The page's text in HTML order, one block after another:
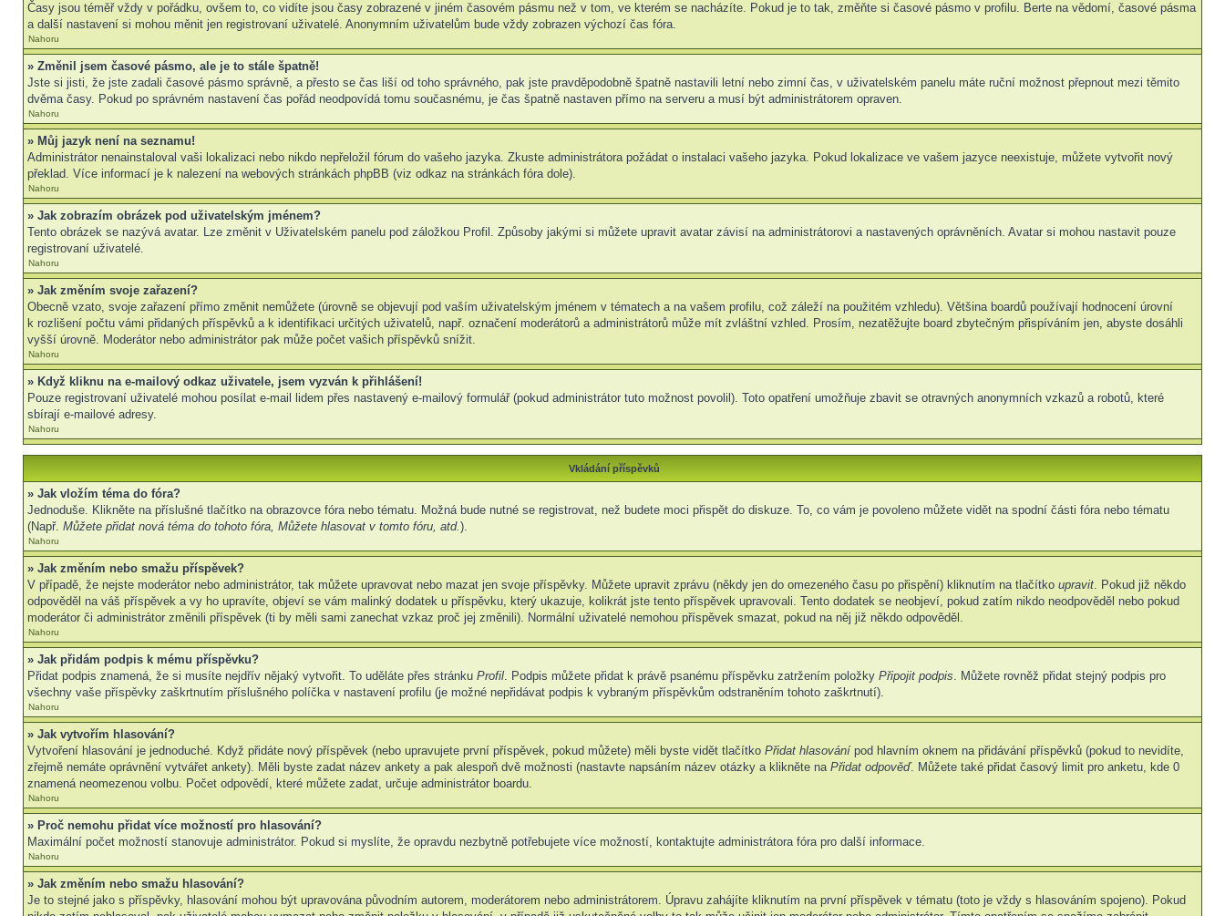
Časy jsou téměř vždy v pořádku, ovšem to, co vidíte jsou časy zobrazené v jiném časovém pásmu než v tom, ve kterém se nacházíte. Pokud je to tak, změňte si časové pásmo v profilu. Berte na vědomí, časové pásma
a další nastavení si mohou měnit jen registrovaní uživatelé. Anonymním uživatelům bude vždy zobrazen výchozí čas fóra.
Nahoru
» Změnil jsem časové pásmo, ale je to stále špatně!
Jste si jisti, že jste zadali časové pásmo správně, a přesto se čas liší od toho správného, pak jste pravděpodobně špatně nastavili letní nebo zimní čas, v uživatelském panelu máte ruční možnost přepnout mezi těmito
dvěma časy. Pokud po správném nastavení čas pořád neodpovídá tomu současnému, je čas špatně nastaven přímo na serveru a musí být administrátorem opraven.
Nahoru
» Můj jazyk není na seznamu!
Administrátor nenainstaloval vaši lokalizaci nebo nikdo nepřeložil fórum do vašeho jazyka. Zkuste administrátora požádat o instalaci vašeho jazyka. Pokud lokalizace ve vašem jazyce neexistuje, můžete vytvořit nový
překlad. Více informací je k nalezení na webových stránkách phpBB (viz odkaz na stránkách fóra dole).
Nahoru
» Jak zobrazím obrázek pod uživatelským jménem?
Tento obrázek se nazývá avatar. Lze změnit v Uživatelském panelu pod záložkou Profil. Způsoby jakými si můžete upravit avatar závisí na administrátorovi a nastavených oprávněních. Avatar si mohou nastavit pouze
registrovaní uživatelé.
Nahoru
» Jak změním svoje zařazení?
Obecně vzato, svoje zařazení přímo změnit nemůžete (úrovně se objevují pod vaším uživatelským jménem v tématech a na vašem profilu, což záleží na použitém vzhledu). Většina boardů používají hodnocení úrovní
k rozlišení počtu vámi přidaných příspěvků a k identifikaci určitých uživatelů, např. označení moderátorů a administrátorů může mít zvláštní vzhled. Prosím, nezatěžujte board zbytečným přispíváním jen, abyste dosáhli
vyšší úrovně. Moderátor nebo administrátor pak může počet vašich příspěvků snížit.
Nahoru
» Když kliknu na e-mailový odkaz uživatele, jsem vyzván k přihlášení!
Pouze registrovaní uživatelé mohou posílat e-mail lidem přes nastavený e-mailový formulář (pokud administrátor tuto možnost povolil). Toto opatření umožňuje zbavit se otravných anonymních vzkazů a robotů, které
sbírají e-mailové adresy.
Nahoru
Vkládání příspěvků
» Jak vložím téma do fóra?
Jednoduše. Klikněte na příslušné tlačítko na obrazovce fóra nebo tématu. Možná bude nutné se registrovat, než budete moci přispět do diskuze. To, co vám je povoleno můžete vidět na spodní části fóra nebo tématu
(Např. Můžete přidat nová téma do tohoto fóra, Můžete hlasovat v tomto fóru, atd.).
Nahoru
» Jak změním nebo smažu příspěvek?
V případě, že nejste moderátor nebo administrátor, tak můžete upravovat nebo mazat jen svoje příspěvky. Můžete upravit zprávu (někdy jen do omezeného času po přispění) kliknutím na tlačítko upravit. Pokud již někdo
odpověděl na váš příspěvek a vy ho upravíte, objeví se vám malinký dodatek u příspěvku, který ukazuje, kolikrát jste tento příspěvek upravovali. Tento dodatek se neobjeví, pokud zatím nikdo neodpověděl nebo pokud
moderátor či administrátor změnili příspěvek (ti by měli sami zanechat vzkaz proč jej změnili). Normální uživatelé nemohou příspěvek smazat, pokud na něj již někdo odpověděl.
Nahoru
» Jak přidám podpis k mému příspěvku?
Přidat podpis znamená, že si musíte nejdřív nějaký vytvořit. To uděláte přes stránku Profil. Podpis můžete přidat k právě psanému příspěvku zatržením položky Připojit podpis. Můžete rovněž přidat stejný podpis pro
všechny vaše příspěvky zaškrtnutím příslušného políčka v nastavení profilu (je možné nepřidávat podpis k vybraným příspěvkům odstraněním tohoto zaškrtnutí).
Nahoru
» Jak vytvořím hlasování?
Vytvoření hlasování je jednoduché. Když přidáte nový příspěvek (nebo upravujete první příspěvek, pokud můžete) měli byste vidět tlačítko Přidat hlasovánípod hlavním oknem na přidávání příspěvků (pokud to nevidíte,
zřejmě nemáte oprávnění vytvářet ankety). Měli byste zadat název ankety a pak alespoň dvě možnosti (nastavte napsáním název otázky a klikněte na Přidat odpověď. Můžete také přidat časový limit pro anketu, kde 0
znamená neomezenou volbu. Počet odpovědí, které můžete zadat, určuje administrátor boardu.
Nahoru
» Proč nemohu přidat více možností pro hlasování?
Maximální počet možností stanovuje administrátor. Pokud si myslíte, že opravdu nezbytně potřebujete více možností, kontaktujte administrátora fóra pro další informace.
Nahoru
» Jak změním nebo smažu hlasování?
Je to stejné jako s příspěvky, hlasování mohou být upravována původním autorem, moderátorem nebo administrátorem. Úpravu zahájíte kliknutím na první příspěvek v tématu (toto je vždy s hlasováním spojeno). Pokud